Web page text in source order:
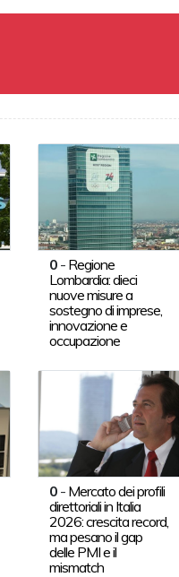
0 - Regione
Lombardia: dieci
nuove misure a
sostegno di imprese,
innovazione e
occupazione
0 - Mercato dei profili
direttoriali in Italia
2026: crescita record,
ma pesano il gap
delle PMI e il
mismatch